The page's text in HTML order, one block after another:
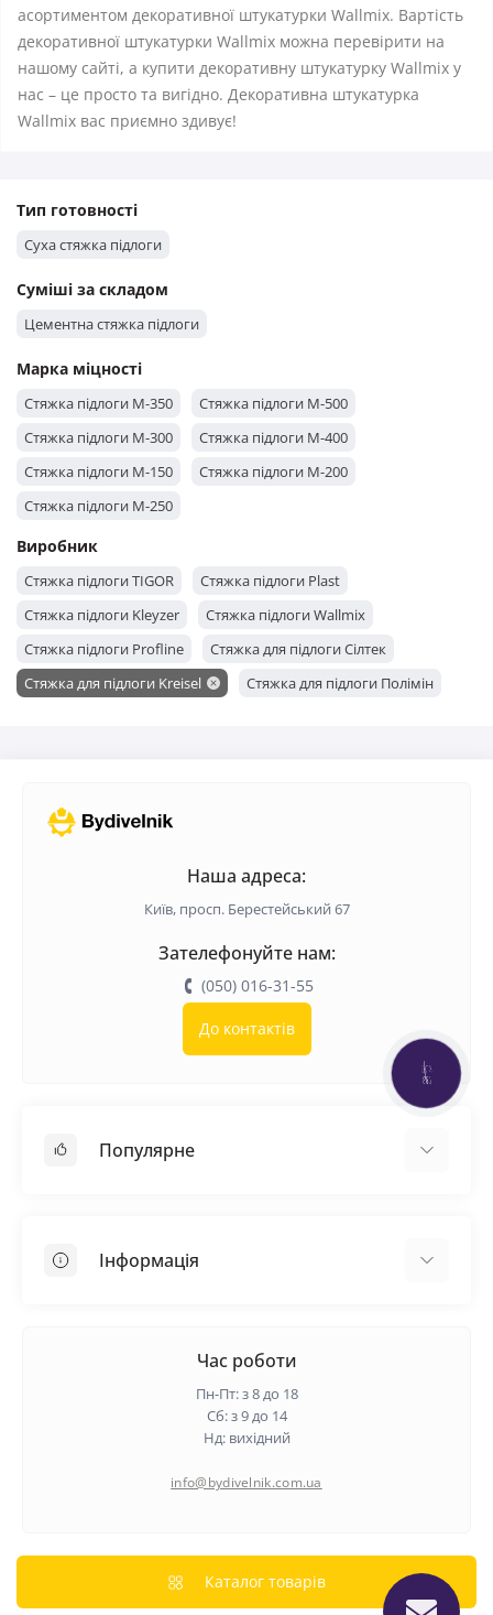
асортиментом декоративної штукатурки Wallmix. Вартість
декоративної штукатурки Wallmix можна перевірити на
нашому сайті, а купити декоративну штукатурку Wallmix у
нас – це просто та вигідно. Декоративна штукатурка
Wallmix вас приємно здивує!
Тип готовності
Суха стяжка підлоги
Суміші за складом
Цементна стяжка підлоги
Марка міцності
Стяжка підлоги М-350
Стяжка підлоги М-500
Стяжка підлоги М-300
Стяжка підлоги М-400
Стяжка підлоги М-150
Стяжка підлоги М-200
Стяжка підлоги М-250
Виробник
Стяжка підлоги TIGOR
Стяжка підлоги Plast
Стяжка підлоги Kleyzer
Стяжка підлоги Wallmix
Стяжка підлоги Profline
Стяжка для підлоги Сілтек
Стяжка для підлоги Kreisel
Стяжка для підлоги Полімін
Наша адреса:
Київ, просп. Берестейський 67
Зателефонуйте нам:
(050) 016-31-55
До контактів
Популярне
Самовирівнююча суміш
Інформація
Гарантія та повернення
Політика конфіденційності
Час роботи
Пн-Пт: з 8 до 18
Сб: з 9 до 14
Нд: вихідний
info@bydivelnik.com.ua
Каталог товарів
КНОПКА
ЗВ'ЯЗКУ